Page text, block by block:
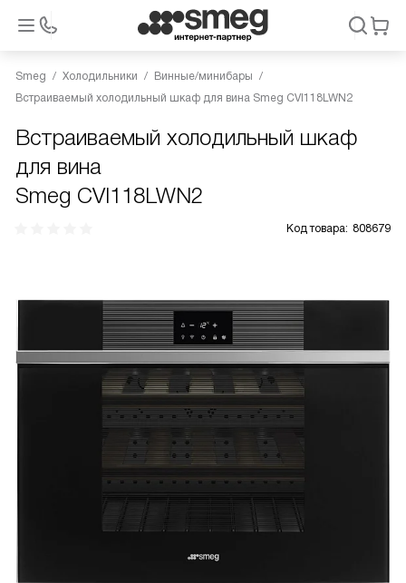
Smeg Холодильники
Винные/минибары
Встраиваемый холодильный шкаф для вина Smeg CVI118LWN2
Встраиваемый холодильный шкаф
для вина
Smeg CVI118LWN2
Код товара: 808679